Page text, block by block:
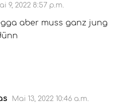
9, 2022 8:57 p.m.
aber muss ganz jung
Mai 13, 2022 10:46 a.m.